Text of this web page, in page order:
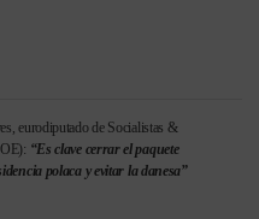
eurodiputado de Socialistas &
“Es clave cerrar el paquete
polaca y evitar la danesa”